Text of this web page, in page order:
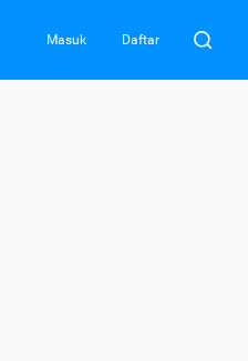
Masuk Daftar